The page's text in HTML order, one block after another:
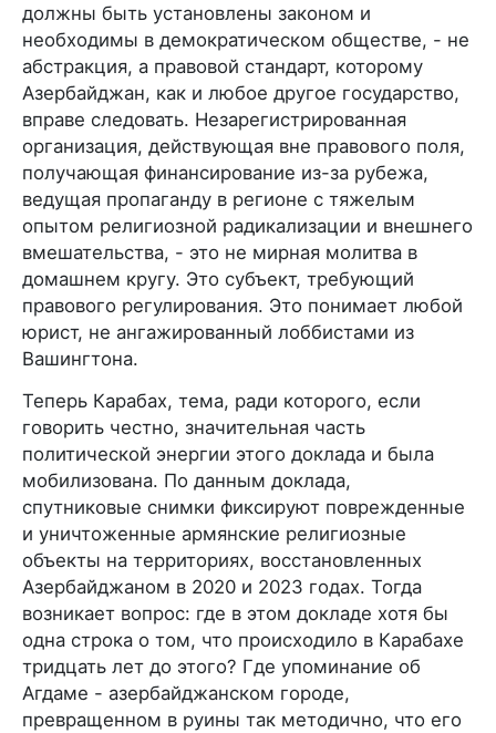
должны быть установлены законом и
необходимы в демократическом обществе, - не
абстракция, а правовой стандарт, которому
Азербайджан, как и любое другое государство,
вправе следовать. Незарегистрированная
организация, действующая вне правового поля,
получающая финансирование из-за рубежа,
ведущая пропаганду в регионе с тяжелым
опытом религиозной радикализации и внешнего
вмешательства, - это не мирная молитва в
домашнем кругу. Это субъект, требующий
правового регулирования. Это понимает любой
юрист, не ангажированный лоббистами из
Вашингтона.
Теперь Карабах, тема, ради которого, если
говорить честно, значительная часть
политической энергии этого доклада и была
мобилизована. По данным доклада,
спутниковые снимки фиксируют поврежденные
и уничтоженные армянские религиозные
объекты на территориях, восстановленных
Азербайджаном в 2020 и 2023 годах. Тогда
возникает вопрос: где в этом докладе хотя бы
одна строка о том, что происходило в Карабахе
тридцать лет до этого? Где упоминание об
Агдаме - азербайджанском городе,
превращенном в руины так методично, что его